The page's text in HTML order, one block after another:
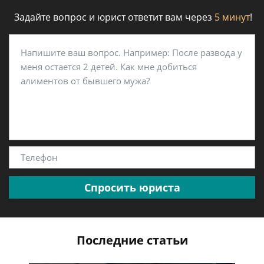
Задайте вопрос и юрист ответит вам через 5 минут!
Спросить юриста
Последние статьи